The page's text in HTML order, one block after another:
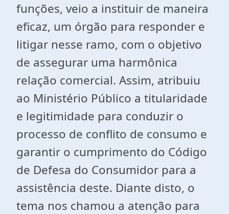
funções, veio a instituir de maneira
eficaz, um órgão para responder e
litigar nesse ramo, com o objetivo
de assegurar uma harmônica
relação comercial. Assim, atribuiu
ao Ministério Público a titularidade
e legitimidade para conduzir o
processo de conflito de consumo e
garantir o cumprimento do Código
de Defesa do Consumidor para a
assistência deste. Diante disto, o
tema nos chamou a atenção para